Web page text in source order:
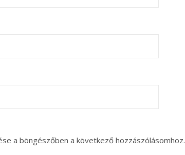
a böngészőben a következő hozzászólásomhoz.